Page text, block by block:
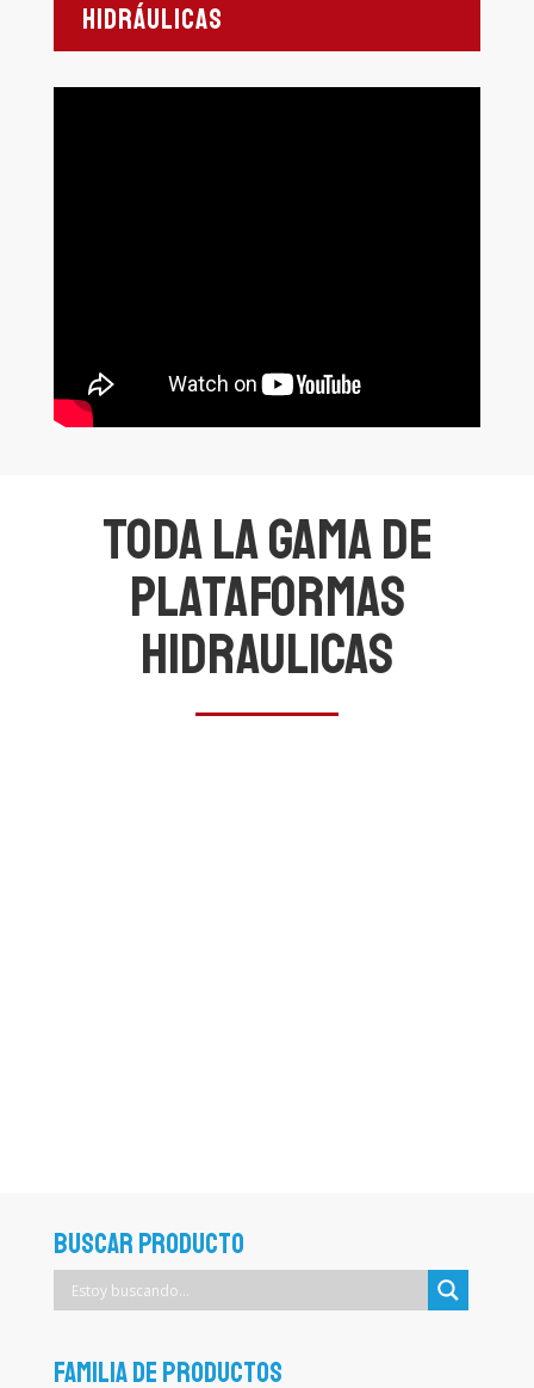
Hidráulicas
Toda la gama de
Plataformas
Hidraulicas
Buscar Producto
Familia de productos